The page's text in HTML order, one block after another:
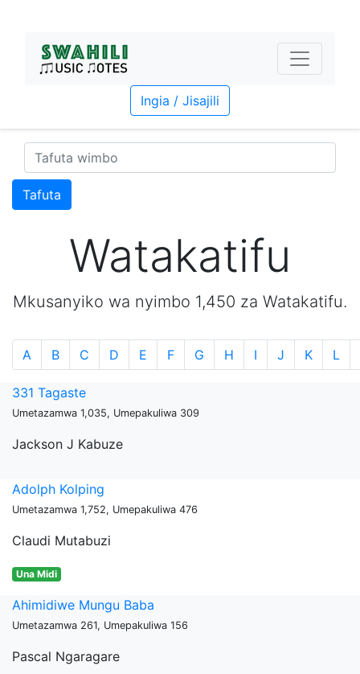
Ingia / Jisajili
Tafuta
Watakatifu
Mkusanyiko wa nyimbo 1,450 za Watakatifu.
A B C D E F G H I J K L
331 Tagaste
Umetazamwa 1,035, Umepakuliwa 309
Jackson J Kabuze
Adolph Kolping
Umetazamwa 1,752, Umepakuliwa 476
Claudi Mutabuzi
Una Midi
Ahimidiwe Mungu Baba
Umetazamwa 261, Umepakuliwa 156
Pascal Ngaragare